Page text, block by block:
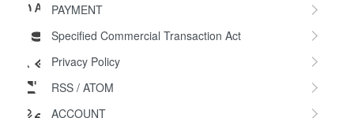
PAYMENT
Specified Commercial Transaction Act
Privacy Policy
RSS / ATOM
ACCOUNT